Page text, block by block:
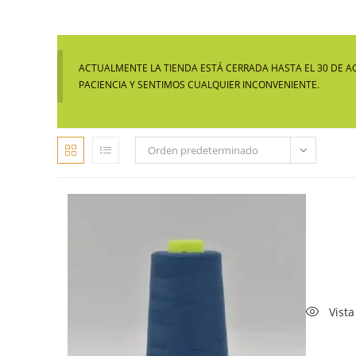
ACTUALMENTE LA TIENDA ESTÁ CERRADA HASTA EL 30 DE
PACIENCIA Y SENTIMOS CUALQUIER INCONVENIENTE.
Orden predeterminado
Vista